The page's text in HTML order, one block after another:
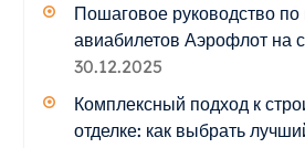
Пошаговое руководство по
авиабилетов Аэрофлот на
30.12.2025
Комплексный подход к
отделке: как выбрать